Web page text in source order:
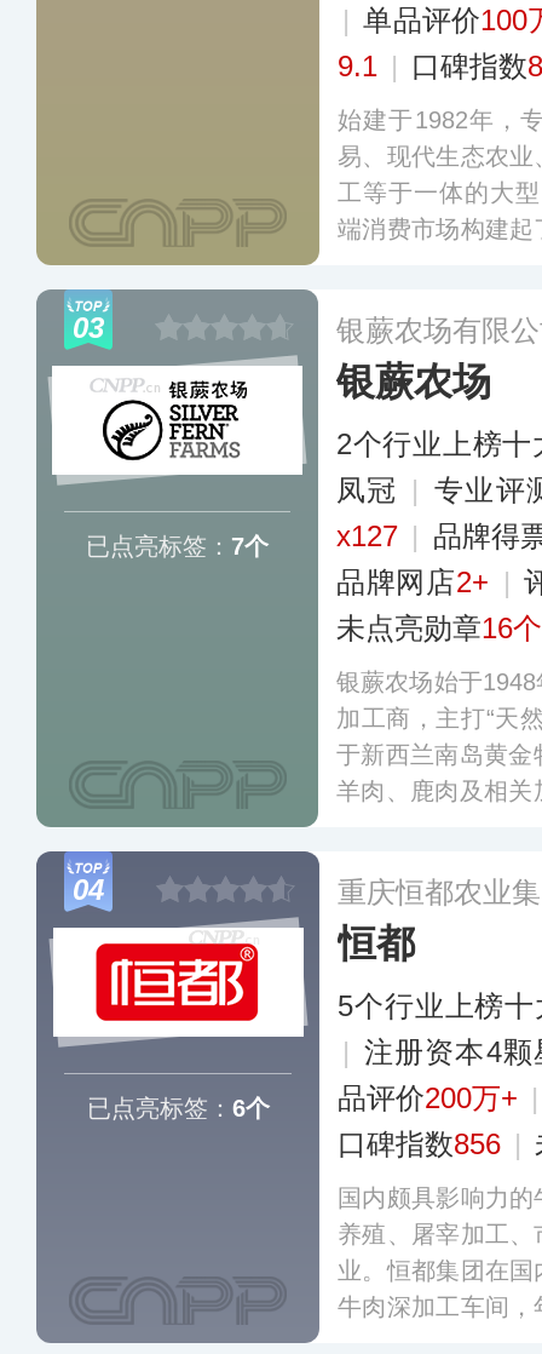
| 单品评价100
9.1 | 口碑指数
始建于1982年，
易、现代生态农
工等于一体的大
端消费市场构建
局，涵盖初加工
型。更多
03
已点亮标签： 7个
银蕨农场有限
银蕨农场
2个行业上榜十
凤冠 | 专业​评
x127 | 品牌得
品牌网店2+ |
未点亮勋章16个
银蕨农场始于
加工商，主打“天
于新西兰南岛黄
羊肉、鹿肉及相
04
已点亮标签： 6个
重庆恒都农业
恒都
5个行业上榜
| 注册资本4颗
品评价200万+
口碑指数856 |
国内颇具影响力
养殖、屠宰加工
业。恒都集团在
牛肉深加工车间